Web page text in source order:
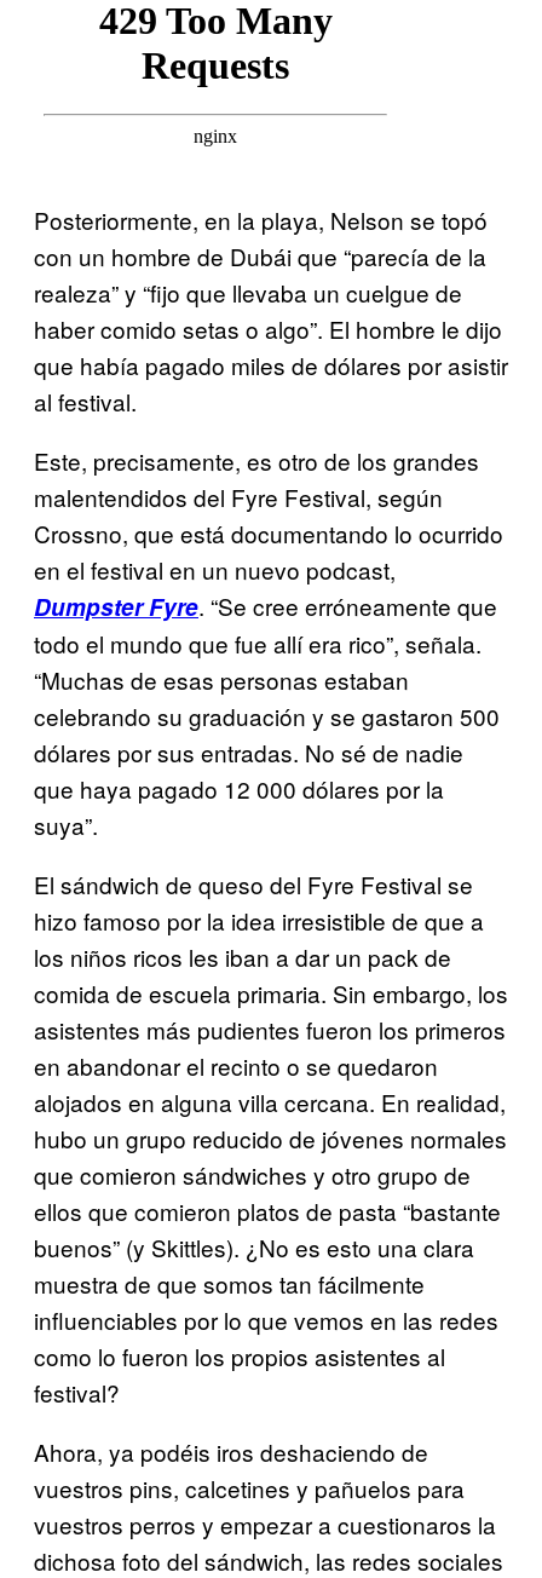
Posteriormente, en la playa, Nelson se topó
con un hombre de Dubái que “parecía de la
realeza” y “fijo que llevaba un cuelgue de
haber comido setas o algo”. El hombre le dijo
que había pagado miles de dólares por asistir
al festival.
Este, precisamente, es otro de los grandes
malentendidos del Fyre Festival, según
Crossno, que está documentando lo ocurrido
en el festival en un nuevo podcast,
Dumpster Fyre. “Se cree erróneamente que
todo el mundo que fue allí era rico”, señala.
“Muchas de esas personas estaban
celebrando su graduación y se gastaron 500
dólares por sus entradas. No sé de nadie
que haya pagado 12 000 dólares por la
suya”.
El sándwich de queso del Fyre Festival se
hizo famoso por la idea irresistible de que a
los niños ricos les iban a dar un pack de
comida de escuela primaria. Sin embargo, los
asistentes más pudientes fueron los primeros
en abandonar el recinto o se quedaron
alojados en alguna villa cercana. En realidad,
hubo un grupo reducido de jóvenes normales
que comieron sándwiches y otro grupo de
ellos que comieron platos de pasta “bastante
buenos” (y Skittles). ¿No es esto una clara
muestra de que somos tan fácilmente
influenciables por lo que vemos en las redes
como lo fueron los propios asistentes al
festival?
Ahora, ya podéis iros deshaciendo de
vuestros pins, calcetines y pañuelos para
vuestros perros y empezar a cuestionaros la
dichosa foto del sándwich, las redes sociales